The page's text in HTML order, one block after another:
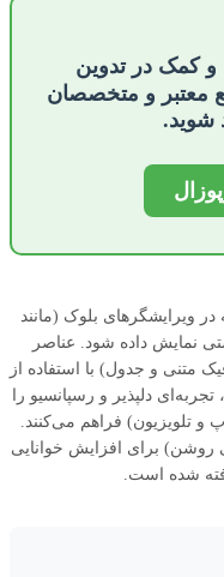
کمک در تدوین
معتبر و متخصصان
شوید.
ویرایشگرهای بلوک (مانند
نمایش داده شود. عناصر
متنی و جدول) با استفاده از
دلپذیر و رسپانسیو را
و تلویزیون) فراهم می‌کنند.
روشن) برای افزایش خوانایی
شده است.